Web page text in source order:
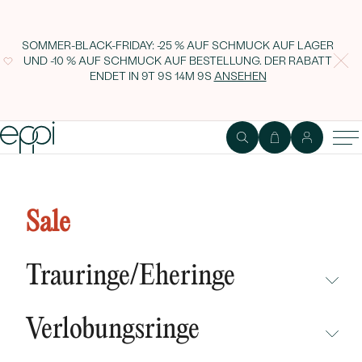
SOMMER-BLACK-FRIDAY: -25 % AUF SCHMUCK AUF LAGER
UND -10 % AUF SCHMUCK AUF BESTELLUNG. DER RABATT
ENDET IN 9T 9S 14M 8S ANSEHEN
Sale
Trauringe/Eheringe
NEUHEITEN
Verlobungsringe